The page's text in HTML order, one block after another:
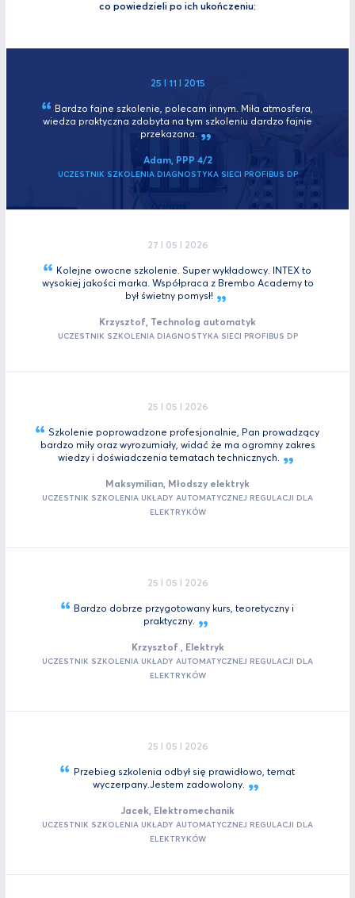
co powiedzieli po ich ukończeniu:
25 I 11 I 2015
Bardzo fajne szkolenie, polecam innym. Miła atmosfera,
wiedza praktyczna zdobyta na tym szkoleniu dardzo fajnie
przekazana.
Adam, PPP 4/2
UCZESTNIK SZKOLENIA DIAGNOSTYKA SIECI PROFIBUS DP
27 I 05 I 2026
Kolejne owocne szkolenie. Super wykładowcy. INTEX to
wysokiej jakości marka. Współpraca z Brembo Academy to
był świetny pomysł!
Krzysztof, Technolog automatyk
UCZESTNIK SZKOLENIA DIAGNOSTYKA SIECI PROFIBUS DP
25 I 05 I 2026
Szkolenie poprowadzone profesjonalnie, Pan prowadzący
bardzo miły oraz wyrozumiały, widać że ma ogromny zakres
wiedzy i doświadczenia tematachtechnicznych.
Maksymilian, Młodszy elektryk
UCZESTNIK SZKOLENIA UKŁADY AUTOMATYCZNEJ REGULACJI DLA
ELEKTRYKÓW
25 I 05 I 2026
Bardzo dobrze przygotowany kurs, teoretyczny i
praktyczny.
Krzysztof , Elektryk
UCZESTNIK SZKOLENIA UKŁADY AUTOMATYCZNEJ REGULACJI DLA
ELEKTRYKÓW
25 I 05 I 2026
Przebieg szkolenia odbył się prawidłowo, temat
wyczerpany.Jestem zadowolony.
Jacek, Elektromechanik
UCZESTNIK SZKOLENIA UKŁADY AUTOMATYCZNEJ REGULACJI DLA
ELEKTRYKÓW